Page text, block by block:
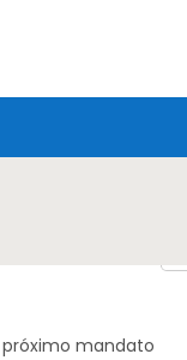
mandato